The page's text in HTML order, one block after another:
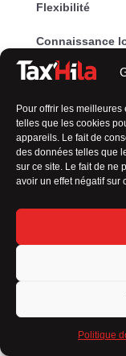
Pour offrir les
telles que les cookies
appareils. Le fait de
des données telles que
sur ce site. Le fait de ne
avoir un effet négatif sur
Politique
Flexibilité
Connaissance
Relation de
Engagement
Tarification
En résumé, mon
flexibilité et
Permis
Carte